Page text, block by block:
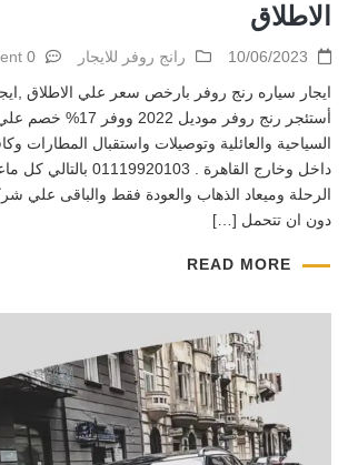
الاطلاق
10/06/2023 رانج روفر للايجار
0 comment
ايجار سياره رنج روفر بارخص سعر علي الاطلاق
أستئجر رنج روفر موديل
السياحية والعائلية وتوصيلات واستقبال المطارات
داخل وخارج القاهرة .
الرحلة وميعاد الذهاب والعودة فقط والباقى علي
دون ان تتحمل […]
READ MORE